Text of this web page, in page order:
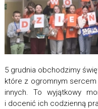
5 grudnia obchodzimy
które z ogromnym sercem
innych. To wyjątkowy
i docenić ich codzienną